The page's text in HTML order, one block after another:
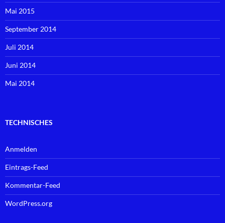
Mai 2015
September 2014
Juli 2014
Juni 2014
Mai 2014
TECHNISCHES
Anmelden
Eintrags-Feed
Kommentar-Feed
WordPress.org